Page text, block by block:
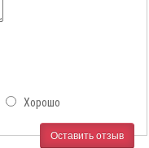
Хорошо
Оставить отзыв